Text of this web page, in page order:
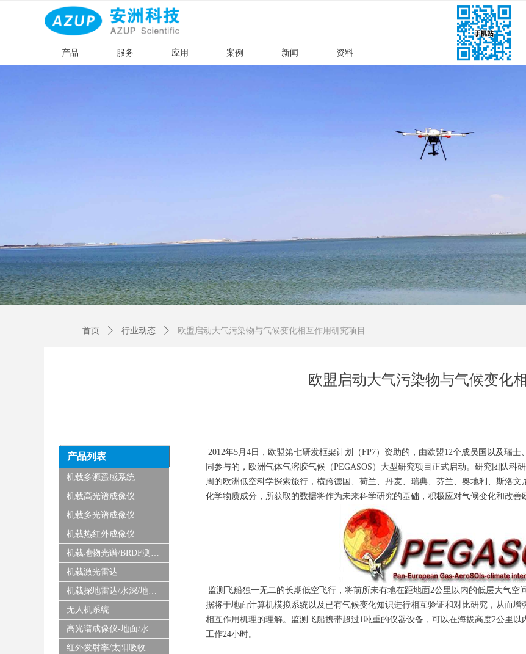
产品 服务 应用 案例 新闻 资料
文章
欧盟启动大气污染物与气候变化
2012年5月4日，欧盟第七研发框架计划（FP7）资助的，由欧盟12个成员国以及瑞
同参与的，欧洲气体气溶胶气候（PEGASOS）大型研究项目正式启动。研究团队科
周的欧洲低空科学探索旅行，横跨德国、荷兰、丹麦、瑞典、芬兰、奥地利、斯洛
化学物质成分，所获取的数据将作为未来科学研究的基础，积极应对气候变化和改善
监测飞船独一无二的长期低空飞行，将前所未有地在距地面2公里以内的低层大气
据将于地面计算机模拟系统以及已有气候变化知识进行相互验证和对比研究，从而
相互作用机理的理解。监测飞船携带超过1吨重的仪器设备，可以在海拔高度2公里
工作24小时。
机载多源遥感系统
机载高光谱成像仪
机载多光谱成像仪
机载热红外成像仪
机载地物光谱/BRDF测量系统
机载激光雷达
机载探地雷达/水深/地磁/微波/SAR
无人机系统
高光谱成像仪-地面/水下/实验室显微
红外发射率/太阳吸收比测量仪
产品列表
首页 ꄲ 行业动态 ꄲ 欧盟启动大气污染物与气候变化相互作用研究项目